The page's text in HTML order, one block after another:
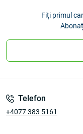
Fiți primul
Telefon
+4077 383 5161